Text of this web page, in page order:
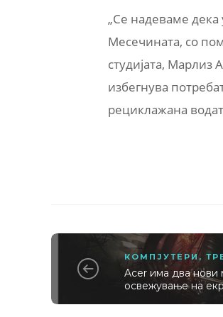
„Се надеваме дека
Месечината, со
студијата, Марлиз
избегнува
рециклажана
КОМПЈУТЕРИ,
Acer има два нови
освежување на